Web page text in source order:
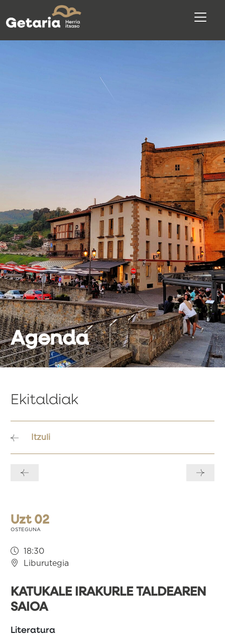
Agenda
Ekitaldiak
Itzuli
zehar
Uzt 02
OSTEGUNA
18:30
Liburutegia
KATUKALE IRAKURLE TALDEAREN
SAIOA
Literatura